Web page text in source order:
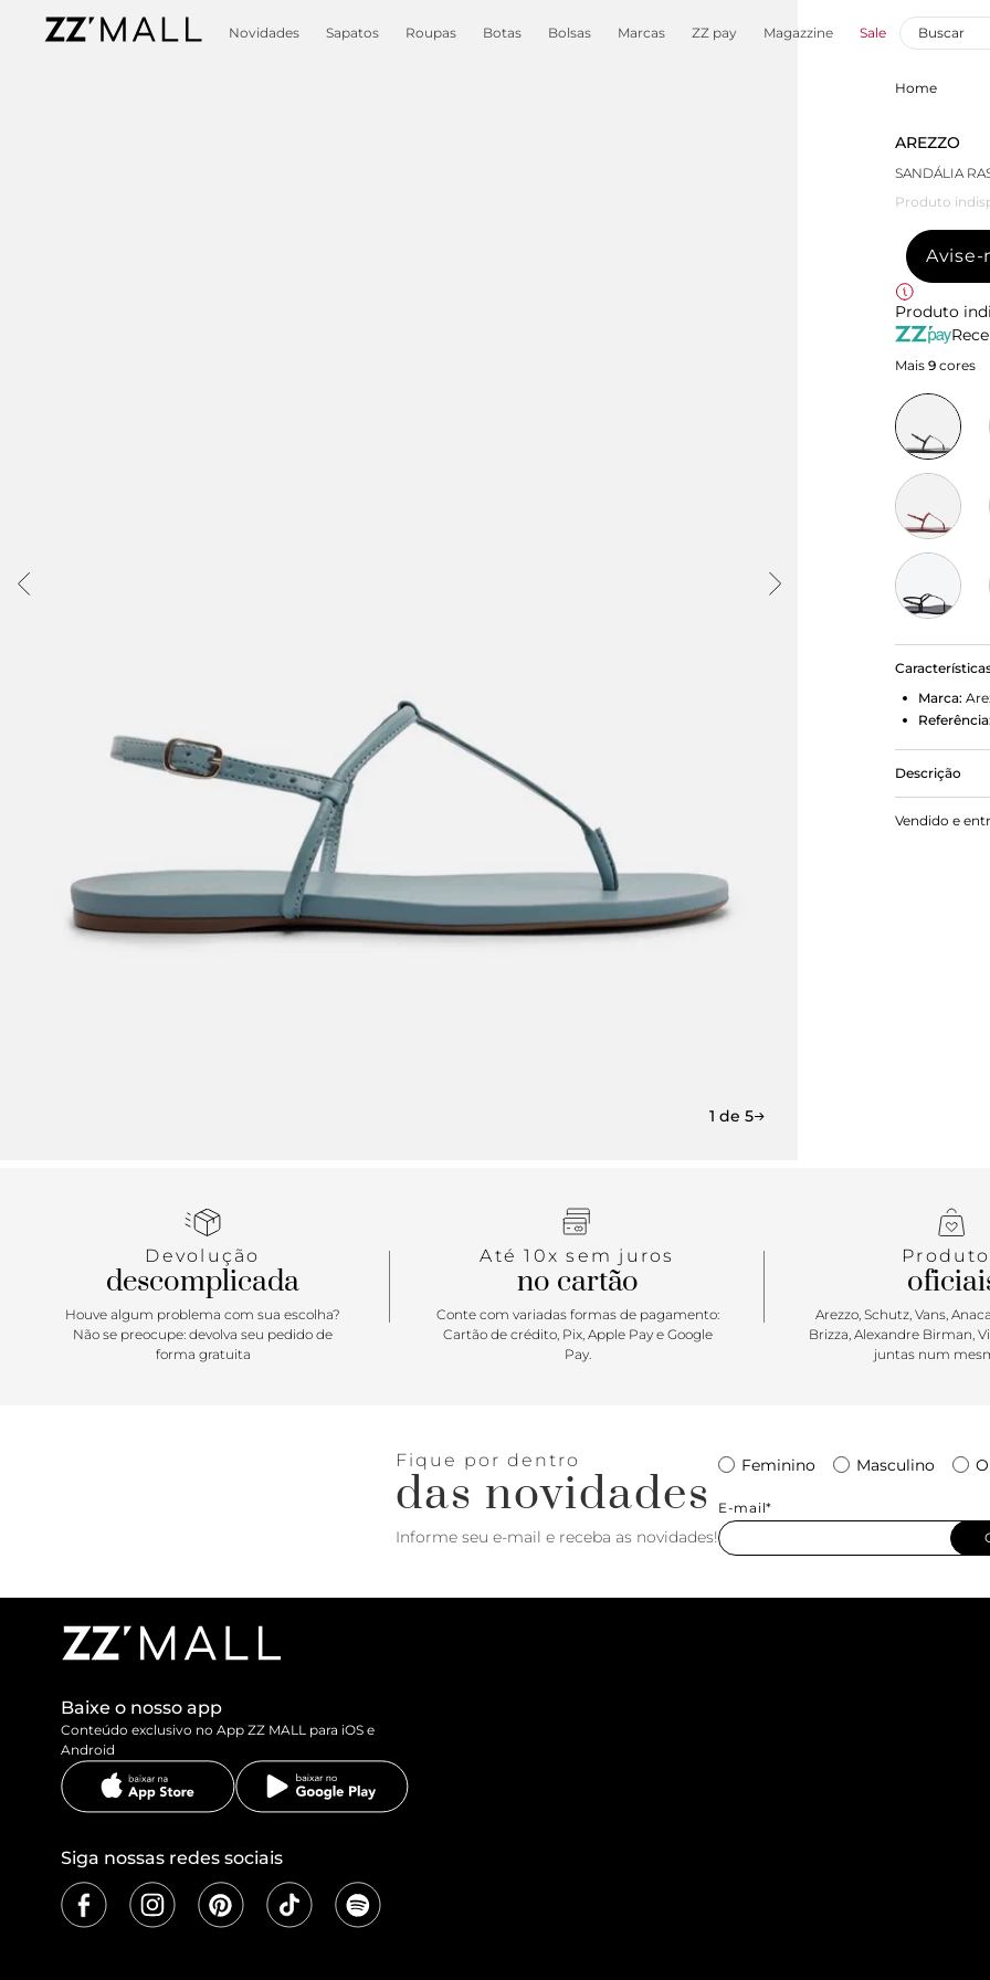
Novidades Sapatos Roupas Botas Bolsas Marcas ZZ pay Magazzine Sale
1 de 5
Home
AREZZO
SANDÁLIA
Produto
Avise-
Produto
Mais 9 cores
Marca:
Referência:
Descrição
Sandália
formato
Vendido e
Devolução
descomplicada
Houve algum problema com sua escolha?
Não se preocupe: devolva seu pedido de
forma gratuita
Até 10x sem juros
no cartão
Conte com variadas formas de pagamento:
Cartão de crédito, Pix, Apple Pay e Google
Pay.
Arezzo, Schutz, Vans,
Brizza, Alexandre Birman,
juntas num
Fique por dentro
das novidades
Informe seu e-mail e receba as novidades!
Feminino Masculino
E-mail*
Baixe o nosso app
Conteúdo exclusivo no App ZZ MALL para iOS e
Android
Siga nossas redes sociais